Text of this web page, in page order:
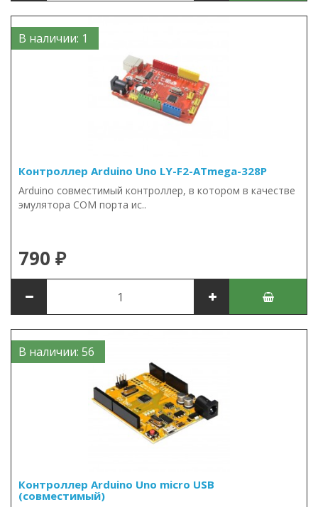
В наличии: 1
Контроллер Arduino Uno LY-F2-ATmega-328P
Arduino совместимый контроллер, в котором в качестве
эмулятора COM порта ис..
790 ₽
В наличии: 56
Контроллер Arduino Uno micro USB
(совместимый)